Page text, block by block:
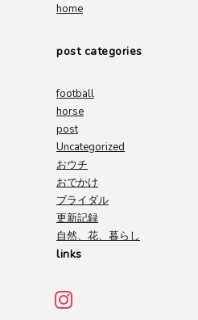
home
post categories
football
horse
post
Uncategorized
おウチ
おでかけ
ブライダル
更新記録
自然、花、暮らし
links